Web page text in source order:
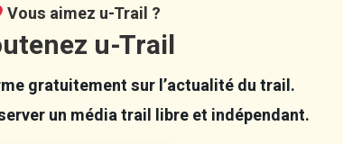
Vous aimez u-Trail ?
u-Trail
gratuitement sur l’actualité du trail.
un média trail libre et indépendant.